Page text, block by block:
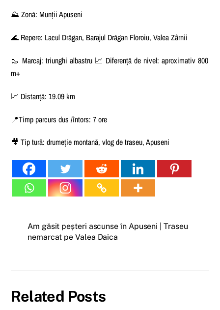
⛰️ Zonă: Munții Apuseni
🌊 Repere: Lacul Drăgan, Barajul Drăgan Floroiu, Valea Zârnii
🥾 Marcaj: triunghi albastru 📈 Diferență de nivel: aproximativ 800
m+
📈 Distanță: 19.09 km
📍Timp parcurs dus /întors: 7 ore
🎥 Tip tură: drumeție montană, vlog de traseu, Apuseni
Am găsit peșteri ascunse în Apuseni | Traseu
nemarcat pe Valea Daica
Related Posts